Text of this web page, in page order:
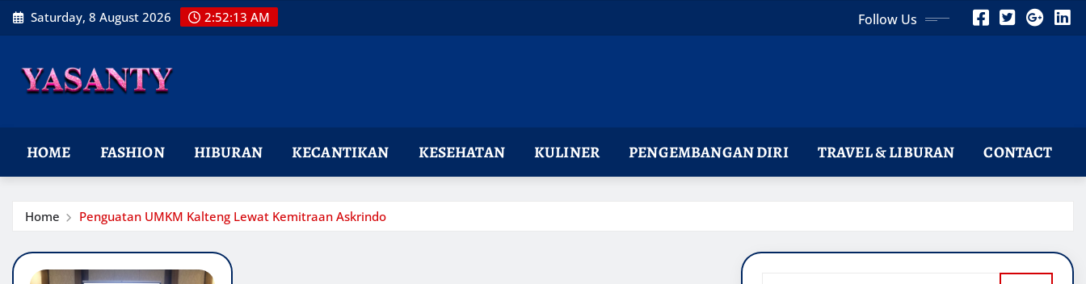
Skip
to
Saturday, 8 August 2026 2:52:14 AM Follow Us
HOME FASHION HIBURAN KECANTIKAN KESEHATAN KULINER PENGEMBANGAN DIRI TRAVEL & LIBURAN CONTACT
Home Penguatan UMKM Kalteng Lewat Kemitraan Askrindo